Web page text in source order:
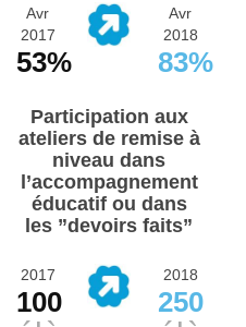
Avr
2017
53%
Avr
2018
83%
Participation aux
ateliers de remise à
niveau dans
l’accompagnement
éducatif ou dans
les ”devoirs faits”
2017
100
2018
250